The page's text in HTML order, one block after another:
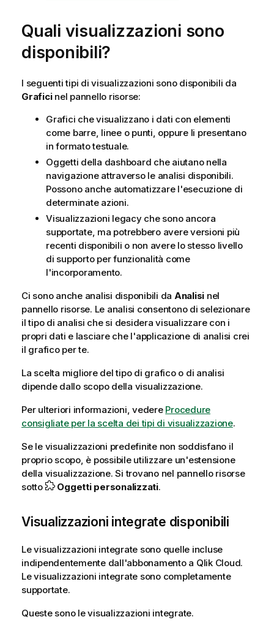
Quali visualizzazioni sono
disponibili?
I seguenti tipi di visualizzazioni sono disponibili da
Graficinel pannello risorse:
Grafici che visualizzano i dati con elementi
come barre, linee o punti, oppure li presentano
in formato testuale.
Oggetti della dashboard che aiutano nella
navigazione attraverso le analisi disponibili.
Possono anche automatizzare l'esecuzione di
determinate azioni.
Visualizzazioni legacy che sono ancora
supportate, ma potrebbero avere versioni più
recenti disponibili o non avere lo stesso livello
di supporto per funzionalità come
l'incorporamento.
Ci sono anche analisi disponibili da Analisi nel
pannello risorse. Le analisi consentono di selezionare
il tipo di analisi che si desidera visualizzare con i
propri dati e lasciare che l'applicazione di analisi crei
il grafico per te.
La scelta migliore del tipo di grafico o di analisi
dipende dallo scopo della visualizzazione.
Per ulteriori informazioni, vedere Procedure
consigliate per la scelta dei tipi di visualizzazione.
Se le visualizzazioni predefinite non soddisfano il
proprio scopo, è possibile utilizzare un'estensione
della visualizzazione. Si trovano nel pannello risorse
sotto
Oggetti personalizzati.
Visualizzazioni integrate disponibili
Le visualizzazioni integrate sono quelle incluse
indipendentemente dall'abbonamento a Qlik Cloud.
Le visualizzazioni integrate sono completamente
supportate.
Queste sono le visualizzazioni integrate.